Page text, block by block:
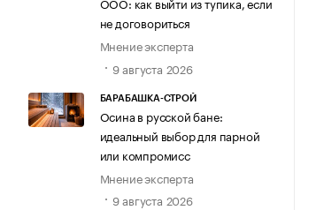
не договориться
Мнение эксперта
9 августа 2026
БАРАБАШКА-СТРОЙ
Осина в русской бане:
идеальный выбор для парной
или компромисс
Мнение эксперта
9 августа 2026